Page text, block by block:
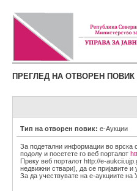
ПРЕГЛЕД НА ОТВОРЕН ПОВИК
Тип на отворен повик: е-Аукции
За подетални информации во врска
подолу и посетете го веб порталот
Преку веб порталот http://e-
недвижни ствари), да се пријавите и
За да учествувате на е-аукциите